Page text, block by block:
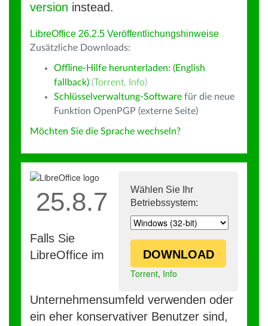
version instead.
LibreOffice 26.2.5 Veröffentlichungshinweise
Zusätzliche Downloads:
Offline-Hilfe herunterladen: (English
fallback) (Torrent, Info)
Schlüsselverwaltung-Software für die neue
Funktion OpenPGP (externe Seite)
Möchten Sie die Sprache wechseln?
Wählen Sie Ihr
Betriebssystem:
DOWNLOAD
Torrent, Info
25.8.7
Falls Sie
LibreOffice im
Unternehmensumfeld verwenden oder
ein eher konservativer Benutzer sind,